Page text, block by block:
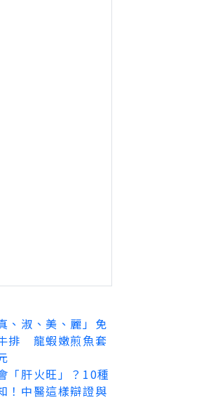
、淑、美、麗」免
排 龍蝦嫩煎魚套
「肝火旺」？10種
！中醫這樣辯證與